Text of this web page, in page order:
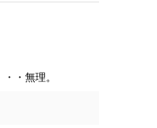
・無理。